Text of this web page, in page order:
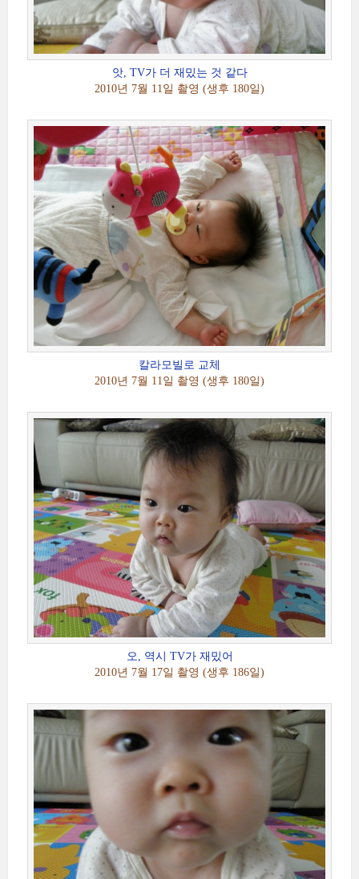
앗, TV가 더 재밌는 것 같다
2010년 7월 11일 촬영 (생후 180일)
칼라모빌로 교체
2010년 7월 11일 촬영 (생후 180일)
오, 역시 TV가 재밌어
2010년 7월 17일 촬영 (생후 186일)